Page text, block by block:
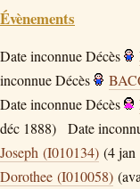
Évènements
Date inconnueDécès
inconnueDécès
Date inconnueDécès
déc 1888)
Date
Joseph (I010134) (4 jan
Dorothee (I010058)